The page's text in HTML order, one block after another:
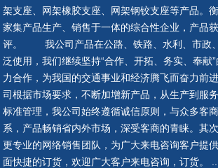
隔震支座 抗震
网架钢铰支座 网架钢
架支座、网架橡胶支座、网架钢铰支座等产品。
家集产品生产、销售于一体的综合性企业，产品
评。 我公司产品在公路、铁路、水利、市政
泛使用，我们继续坚持“合作、开拓、务实、奉献
力合作，为我国的交通事业和经济腾飞而奋力
司根据市场要求，不断加增新产品，从生产到服
标准管理，我公司始终遵循诚信原则，与众多客
系，产品畅销省内外市场，深受客商的青睐。其
更专业的网络销售团队，为广大来电咨询客户提
面快捷的订货，欢迎广大客户来电咨询，订货。 ...